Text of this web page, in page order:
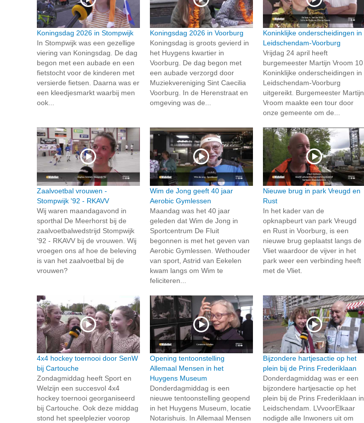
Koningsdag 2026 in Stompwijk
In Stompwijk was een gezellige
viering van Koningsdag. De dag
begon met een aubade en een
fietstocht voor de kinderen met
versierde fietsen. Daarna was er
een kleedjesmarkt waarbij men
ook...
Koningsdag 2026 in Voorburg
Koningsdag is groots gevierd in
het Huygens kwartier in
Voorburg. De dag begon met
een aubade verzorgd door
Muziekvereniging Sint Caecilia
Voorburg. In de Herenstraat en
omgeving was de...
Koninklijke onderscheidingen in
Leidschendam-Voorburg
Vrijdag 24 april heeft
burgemeester Martijn Vroom 10
Koninklijke onderscheidingen in
Leidschendam-Voorburg
uitgereikt. Burgemeester Martijn
Vroom maakte een tour door
onze gemeente om de...
Zaalvoetbal vrouwen -
Stompwijk '92 - RKAVV
Wij waren maandagavond in
sporthal De Meerhorst bij de
zaalvoetbalwedstrijd Stompwijk
'92 - RKAVV bij de vrouwen. Wij
vroegen ons af hoe de beleving
is van het zaalvoetbal bij de
vrouwen?
Wim de Jong geeft 40 jaar
Aerobic Gymlessen
Maandag was het 40 jaar
geleden dat Wim de Jong in
Sportcentrum De Fluit
begonnen is met het geven van
Aerobic Gymlessen. Wethouder
van sport, Astrid van Eekelen
kwam langs om Wim te
feliciteren...
Nieuwe brug in park Vreugd en
Rust
In het kader van de
opknapbeurt van park Vreugd
en Rust in Voorburg, is een
nieuwe brug geplaatst langs de
Vliet waardoor de vijver in het
park weer een verbinding heeft
met de Vliet.
4x4 hockey toernooi door SenW
bij Cartouche
Zondagmiddag heeft Sport en
Welzijn een succesvol 4x4
hockey toernooi georganiseerd
bij Cartouche. Ook deze middag
stond het speelplezier voorop
Opening tentoonstelling
Allemaal Mensen in het
Huygens Museum
Donderdagmiddag is een
nieuwe tentoonstelling geopend
in het Huygens Museum, locatie
Notarishuis. In Allemaal Mensen
Bijzondere hartjesactie op het
plein bij de Prins Frederiklaan
Donderdagmiddag was er een
bijzondere hartjesactie op het
plein bij de Prins Frederiklaan in
Leidschendam. LVvoorElkaar
nodigde alle Inwoners uit om